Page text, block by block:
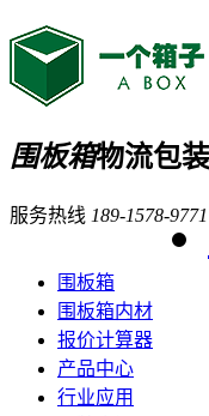
围板箱物流包
服务热线 189-1578-9771
围板箱
围板箱内材
报价计算器
产品中心
行业应用